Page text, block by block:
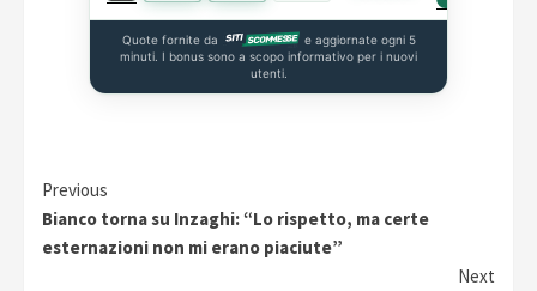
Quote fornite da
e aggiornate ogni 5
minuti. I bonus sono a scopo informativo per i nuovi
utenti.
Continue
Reading
Previous
Bianco torna su Inzaghi: “Lo rispetto, ma certe
esternazioni non mi erano piaciute”
Next